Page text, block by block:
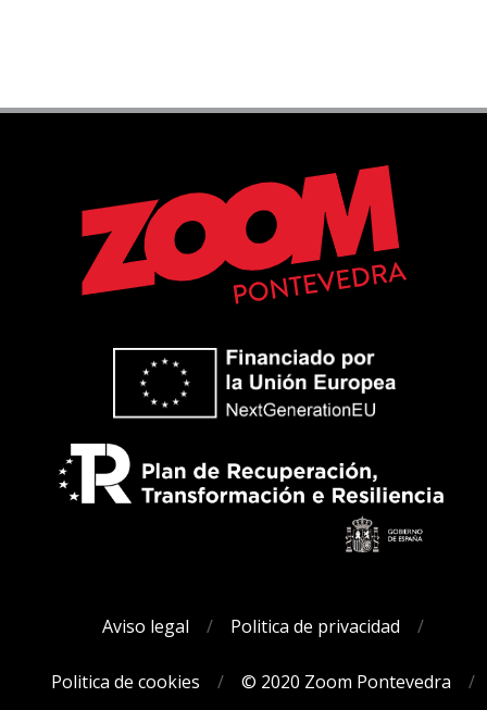
Aviso legal Politica de privacidad
Politica de cookies © 2020 Zoom Pontevedra